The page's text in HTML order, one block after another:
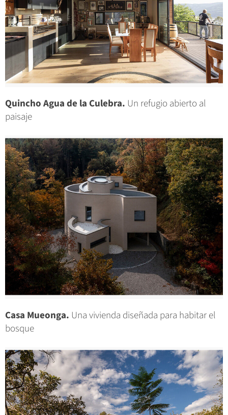
Quincho Agua de la Culebra. Un refugio abierto al
paisaje
Casa Mueonga. Una vivienda diseñada para habitar el
bosque